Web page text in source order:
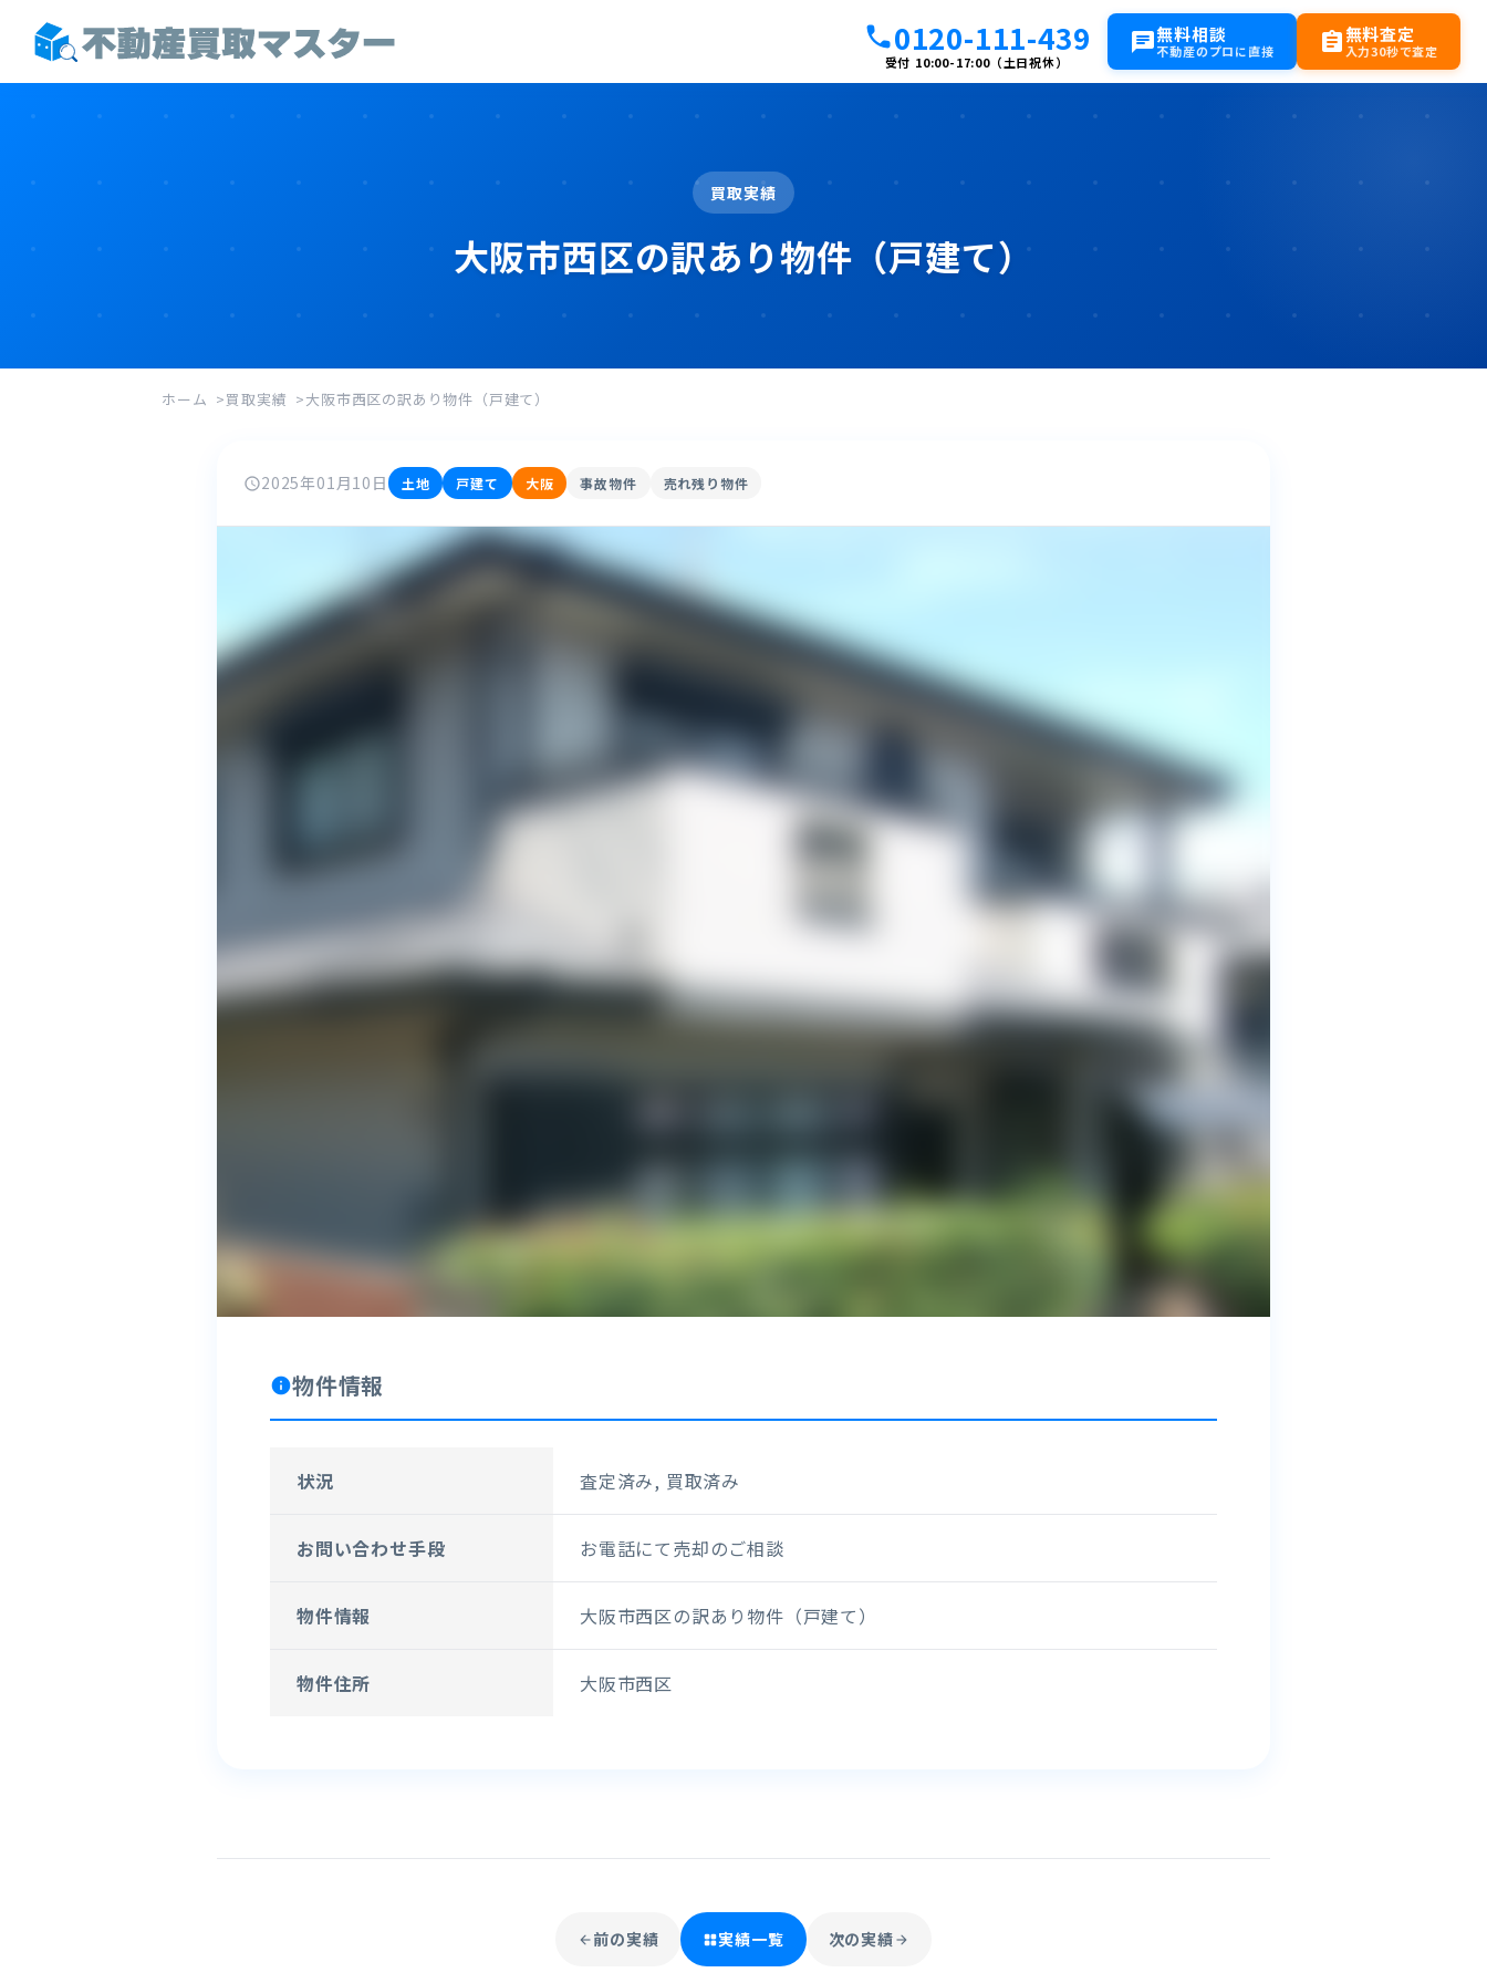
call0120-111-439
受付 10:00-17:00（土日祝休）
chat無料相談
不動産のプロに直接 assignment無料査定
入力30秒で査定
買取実績
大阪市西区の訳あり物件（戸建て）
ホーム 買取実績 大阪市西区の訳あり物件（戸建て）
schedule2025年01月10日 土地 戸建て 大阪 事故物件 売れ残り物件
info物件情報
状況 査定済み, 買取済み
お問い合わせ手段 お電話にて売却のご相談
物件情報 大阪市西区の訳あり物件（戸建て）
物件住所 大阪市西区
arrow_back 前の実績 grid_view実績一覧 次の実績 arrow_forward